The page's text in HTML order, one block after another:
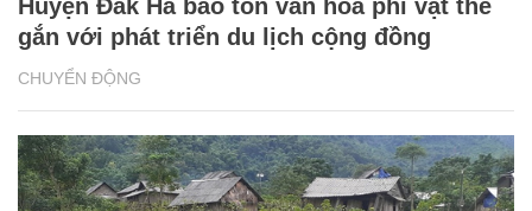
CHUYỂN ĐỘNG
Huyện Đắk Hà bảo tồn văn hoá phi vật thể
gắn với phát triển du lịch cộng đồng